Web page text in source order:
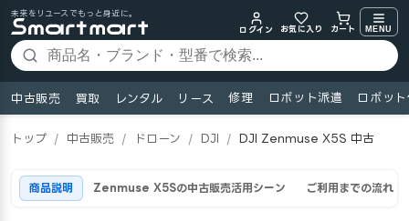
未来をリユースでもっと身近に。
ログイン
お気に入り カート MENU
中古販売 買取 レンタル リース 修理 ロボット派遣 ロボッ
トップ / 中古販売 / ドローン / DJI / DJI Zenmuse X5S 中古
商品説明 Zenmuse X5Sの中古販売活用シーン ご利用までの流れ